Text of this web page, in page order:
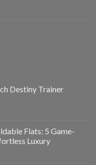
Destiny Trainer
Flats: 5 Game-
Luxury